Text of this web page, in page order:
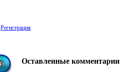
Регистрация
Оставленные комментарии